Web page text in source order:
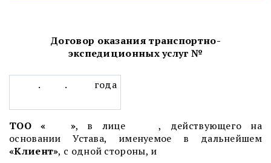
Договор оказания транспортно-
экспедиционных услуг №
. . года
ТОО « », в лице , действующего на
основании Устава, именуемое в дальнейшем
«Клиент», с одной стороны, и